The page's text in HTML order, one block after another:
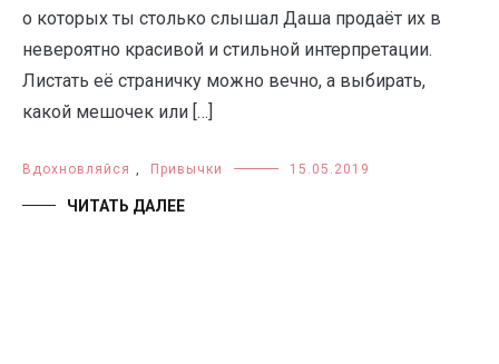
о которых ты столько слышал Даша продаёт их в
невероятно красивой и стильной интерпретации.
Листать её страничку можно вечно, а выбирать,
какой мешочек или […]
Вдохновляйся , Привычки 15.05.2019
ЧИТАТЬ ДАЛЕЕ